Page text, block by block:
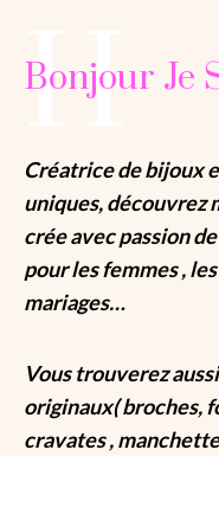
H
Bonjour Je
Créatrice de bijoux
uniques, découvrez
crée avec passion
pour les femmes ,
mariages…
Vous trouverez
originaux( broches,
cravates ,